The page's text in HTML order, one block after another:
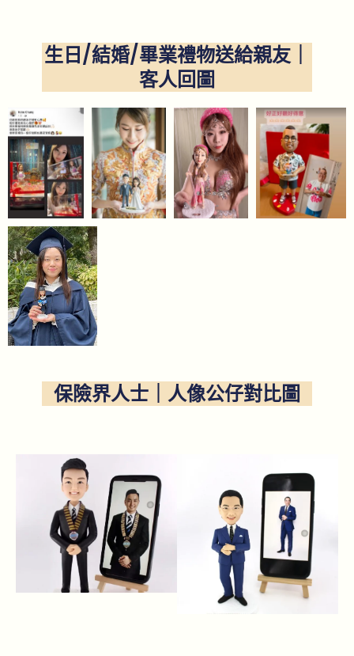
生日/結婚/畢業禮物送給親友｜
客人回圖
保險界人士｜人像公仔對比圖